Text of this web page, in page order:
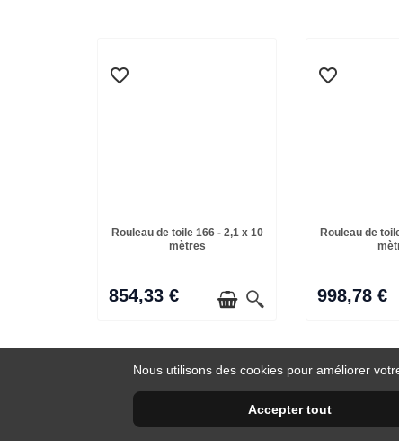
favorite_border
Rouleau de toile 166 - 2,1 x 10
mètres
854,33 €
favorite_border
Rouleau de
998,78 €
Nous utilisons des cookies pour améliorer
Accepter tout